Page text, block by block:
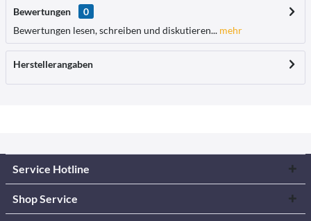
Bewertungen
0
Bewertungen lesen, schreiben und diskutieren... mehr
Herstellerangaben
Service Hotline
Shop Service